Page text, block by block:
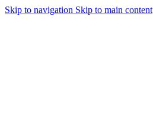
Skip to navigation Skip to main content